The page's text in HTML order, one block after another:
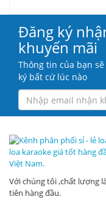
Đăng ký
khuyến mãi
Thông tin của bạn
ký bất cứ lúc nào
Với chúng tôi ,chất lượng
tiên hàng đầu.